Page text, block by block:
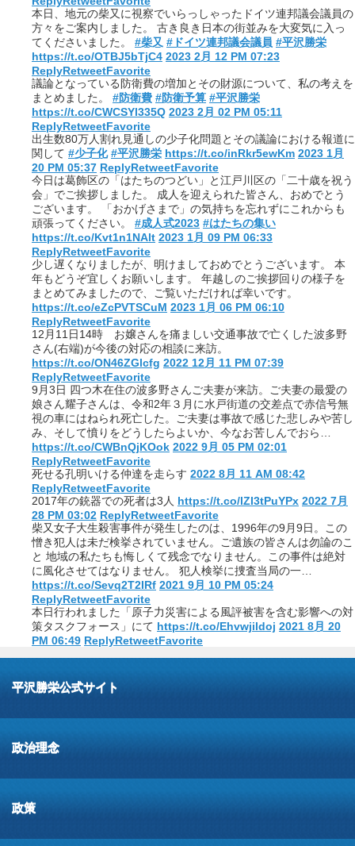
本日、地元の柴又に視察でいらっしゃったドイツ連邦議会議員の
方々をご案内しました。 古き良き日本の街並みを大変気に入っ
てくださいました。 #柴又 #ドイツ連邦議会議員 #平沢勝栄
https://t.co/OTBJ5bTjC4 2023 2月 12 PM 07:23
ReplyRetweetFavorite
議論となっている防衛費の増加とその財源について、私の考えを
まとめました。 #防衛費 #防衛予算 #平沢勝栄
https://t.co/CWCSYl335Q 2023 2月 02 PM 05:11
ReplyRetweetFavorite
出生数80万人割れ見通しの少子化問題とその議論における報道に
関して #少子化 #平沢勝栄 https://t.co/inRkr5ewKm 2023 1月
20 PM 05:37 ReplyRetweetFavorite
今日は葛飾区の「はたちのつどい」と江戸川区の「二十歳を祝う
会」でご挨拶しました。 成人を迎えられた皆さん、おめでとう
ございます。 「おかげさまで」の気持ちを忘れずにこれからも
頑張ってください。 #成人式2023 #はたちの集い
https://t.co/Kvt1n1NAlt 2023 1月 09 PM 06:33
ReplyRetweetFavorite
少し遅くなりましたが、明けましておめでとうございます。 本
年もどうぞ宜しくお願いします。 年越しのご挨拶回りの様子を
まとめてみましたので、ご覧いただければ幸いです。
https://t.co/eZcPVTSCuM 2023 1月 06 PM 06:10
ReplyRetweetFavorite
12月11日14時 お嬢さんを痛ましい交通事故で亡くした波多野
さん(右端)が今後の対応の相談に来訪。
https://t.co/ON46ZGlcfg 2022 12月 11 PM 07:39
ReplyRetweetFavorite
9月3日 四つ木在住の波多野さんご夫妻が来訪。ご夫妻の最愛の
娘さん耀子さんは、令和2年３月に水戸街道の交差点で赤信号無
視の車にはねられ死亡した。ご夫妻は事故で感じた悲しみや苦し
み、そして憤りをどうしたらよいか、今なお苦しんでおら…
https://t.co/CWBnQjKOok 2022 9月 05 PM 02:01
ReplyRetweetFavorite
死せる孔明いける仲達を走らす 2022 8月 11 AM 08:42
ReplyRetweetFavorite
2017年の銃器での死者は3人 https://t.co/lZI3tPuYPx 2022 7月
28 PM 03:02 ReplyRetweetFavorite
柴又女子大生殺害事件が発生したのは、1996年の9月9日。この
憎き犯人は未だ検挙されていません。ご遺族の皆さんは勿論のこ
と 地域の私たちも悔しくて残念でなりません。この事件は絶対
に風化させてはなりません。 犯人検挙に捜査当局の一…
https://t.co/Sevq2T2IRf 2021 9月 10 PM 05:24
ReplyRetweetFavorite
本日行われました「原子力災害による風評被害を含む影響への対
策タスクフォース」にて https://t.co/Ehvwjildoj 2021 8月 20
PM 06:49 ReplyRetweetFavorite
平沢勝栄公式サイト
政治理念
政策